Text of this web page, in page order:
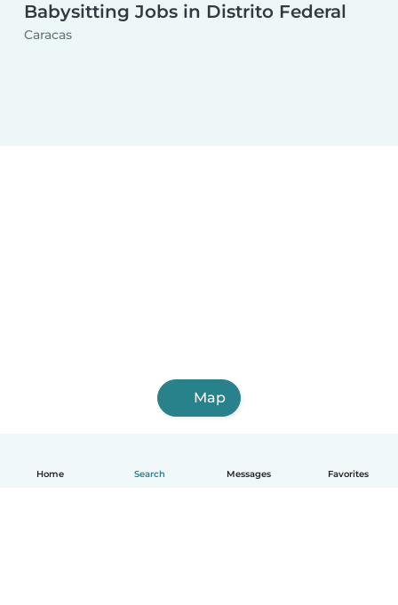
Home Search Messages Favorites
Babysitting Jobs in Distrito Federal
Caracas
Map